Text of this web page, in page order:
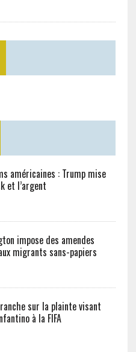
américaines : Trump mise
et l’argent
impose des amendes
migrants sans-papiers
sur la plainte visant
à la FIFA